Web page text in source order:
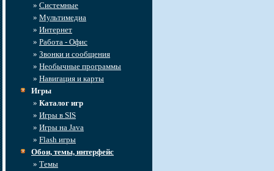
» Системные
» Мультимедиа
» Интернет
» Работа - Офис
» Звонки и сообщения
» Необычные программы
» Навигация и карты
Игры
» Каталог игр
» Игры в SIS
» Игры на Java
» Flash игры
Обои, темы, интерфейс
» Темы